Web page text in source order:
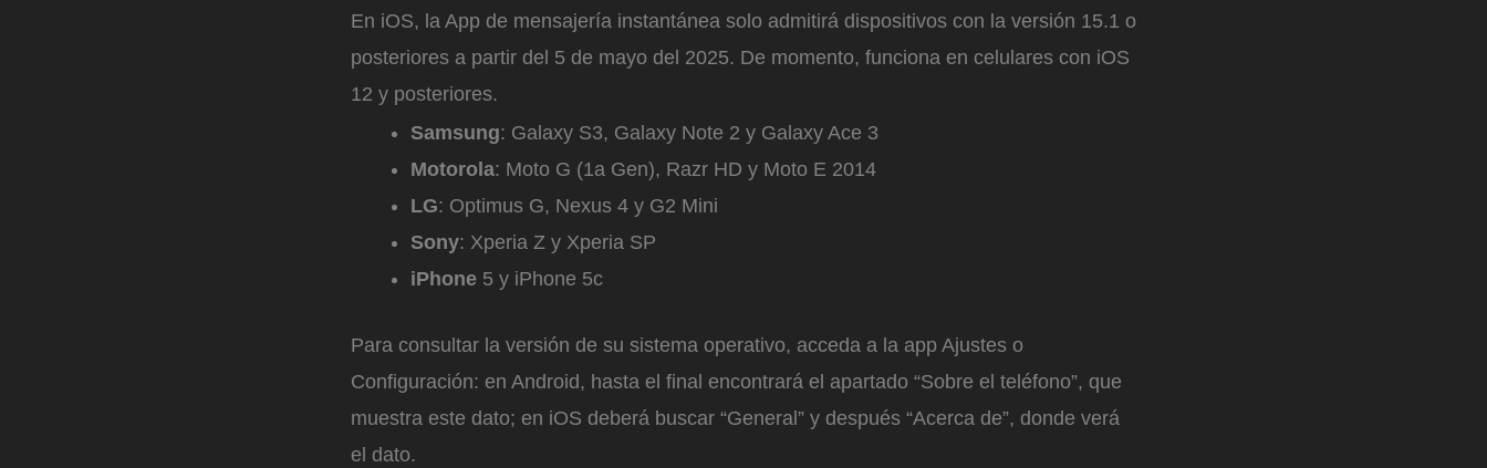
En iOS, la App de mensajería instantánea solo admitirá dispositivos con la versión 15.1 o
posteriores a partir del 5 de mayo del 2025. De momento, funciona en celulares con iOS
12 y posteriores.
Samsung: Galaxy S3, Galaxy Note 2 y Galaxy Ace 3
Motorola: Moto G (1a Gen), Razr HD y Moto E 2014
LG: Optimus G, Nexus 4 y G2 Mini
Sony: Xperia Z y Xperia SP
iPhone 5 y iPhone 5c
Para consultar la versión de su sistema operativo, acceda a la app Ajustes o
Configuración: en Android, hasta el final encontrará el apartado “Sobre el teléfono”, que
muestra este dato; en iOS deberá buscar “General” y después “Acerca de”, donde verá
el dato.